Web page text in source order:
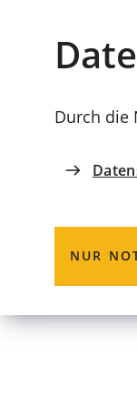
Durch die
NUR
Coburg
KITA-